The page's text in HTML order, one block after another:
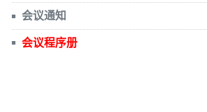
会议通知
会议程序册